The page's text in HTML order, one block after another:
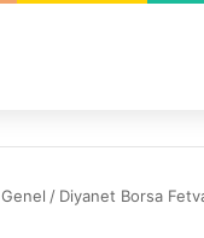
Genel / Diyanet Borsa